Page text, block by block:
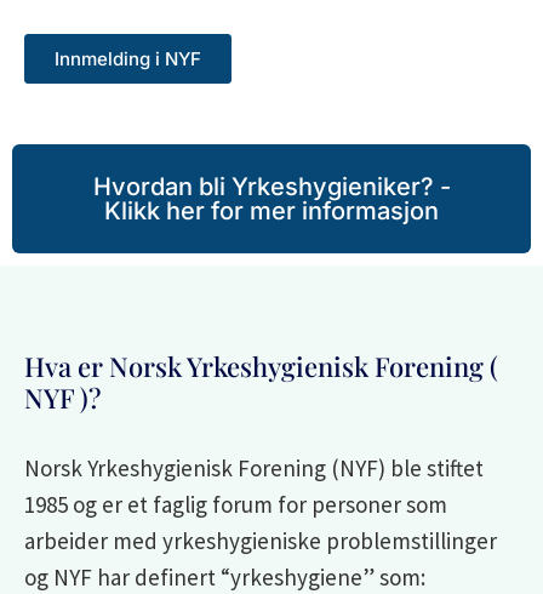
Innmelding i NYF
Hvordan bli Yrkeshygieniker? -
Klikk her for mer informasjon
Hva er Norsk Yrkeshygienisk Forening (
NYF )?
Norsk Yrkeshygienisk Forening (NYF) ble stiftet
1985 og er et faglig forum for personer som
arbeider med yrkeshygieniske problemstillinger
og NYF har definert “yrkeshygiene” som: